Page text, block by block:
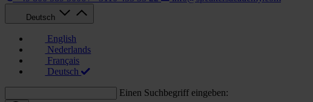
Deutsch
English
Nederlands
Français
Deutsch
Einen Suchbegriff eingeben: